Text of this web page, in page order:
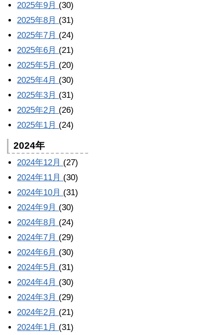
2025年9月 (30)
2025年8月 (31)
2025年7月 (24)
2025年6月 (21)
2025年5月 (20)
2025年4月 (30)
2025年3月 (31)
2025年2月 (26)
2025年1月 (24)
2024年
2024年12月 (27)
2024年11月 (30)
2024年10月 (31)
2024年9月 (30)
2024年8月 (24)
2024年7月 (29)
2024年6月 (30)
2024年5月 (31)
2024年4月 (30)
2024年3月 (29)
2024年2月 (21)
2024年1月 (31)